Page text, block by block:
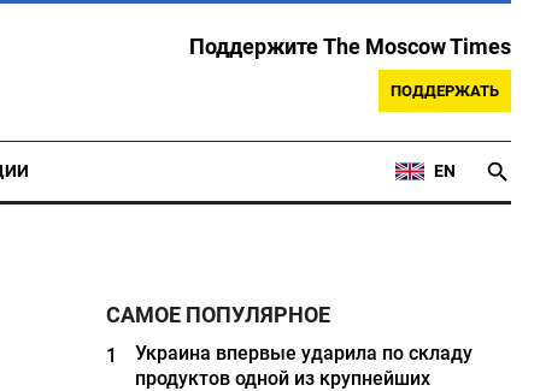
Поддержите The Moscow Times
ПОДДЕРЖАТЬ
EN
САМОЕ ПОПУЛЯРНОЕ
1
Украина впервые ударила по складу
продуктов одной из крупнейших